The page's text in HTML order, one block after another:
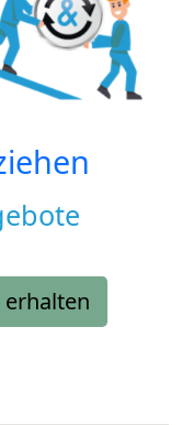
erhalten